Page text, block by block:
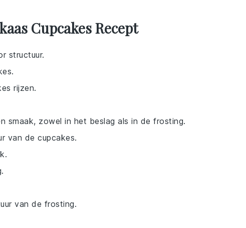
Cupcakes Recept
structuur.
rijzen.
smaak, zowel in het beslag als in de frosting.
van de cupcakes.
van de frosting.